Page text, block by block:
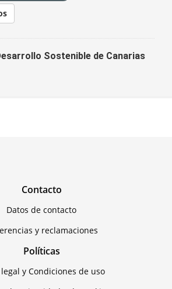
Sostenible de Canarias
Contacto
Datos de contacto
y reclamaciones
Políticas
y Condiciones de uso